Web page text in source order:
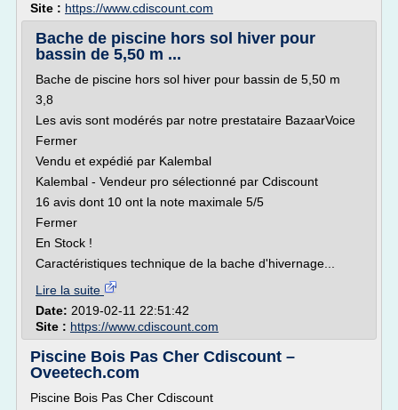
Site : https://www.cdiscount.com
Bache de piscine hors sol hiver pour
bassin de 5,50 m ...
Bache de piscine hors sol hiver pour bassin de 5,50 m
3,8
Les avis sont modérés par notre prestataire BazaarVoice
Fermer
Vendu et expédié par Kalembal
Kalembal - Vendeur pro sélectionné par Cdiscount
16 avis dont 10 ont la note maximale 5/5
Fermer
En Stock !
Caractéristiques technique de la bache d'hivernage...
Lire la suite
Date: 2019-02-11 22:51:42
Site : https://www.cdiscount.com
Piscine Bois Pas Cher Cdiscount –
Oveetech.com
Piscine Bois Pas Cher Cdiscount